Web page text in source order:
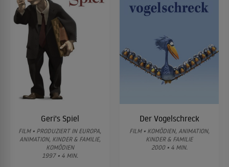
Geri's Spiel
FILM • PRODUZIERT IN EUROPA,
ANIMATION, KINDER & FAMILIE,
KOMÖDIEN
1997 • 4 MIN.
Der Vogelschreck
FILM • KOMÖDIEN, ANIMATION,
KINDER & FAMILIE
2000 • 4 MIN.